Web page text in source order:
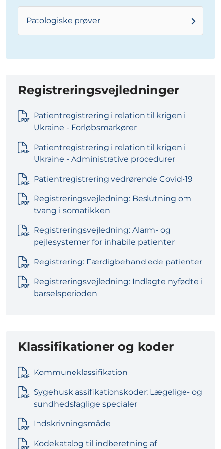
Patologiske prøver
Registreringsvejledninger
Patientregistrering i relation til krigen i
Ukraine - Forløbsmarkører
Patientregistrering i relation til krigen i
Ukraine - Administrative procedurer
Patientregistrering vedrørende Covid-19
Registreringsvejledning: Beslutning om
tvang i somatikken
Registreringsvejledning: Alarm- og
pejlesystemer for inhabile patienter
Registrering: Færdigbehandlede patienter
Registreringsvejledning: Indlagte nyfødte i
barselsperioden
Klassifikationer og koder
Kommuneklassifikation
Sygehusklassifikationskoder: Lægelige- og
sundhedsfaglige specialer
Indskrivningsmåde
Kodekatalog til indberetning af